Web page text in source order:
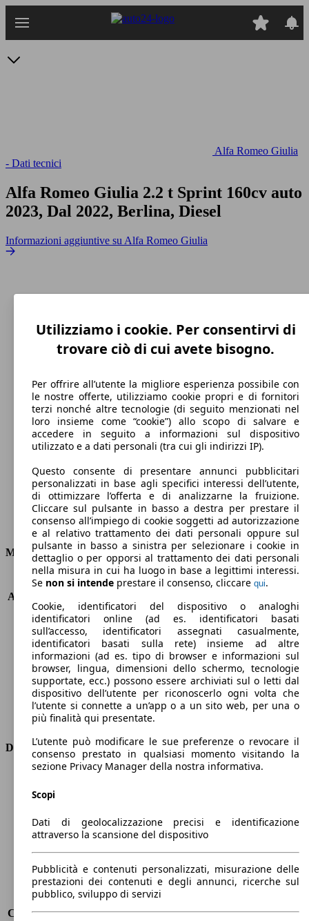
Alfa Romeo Giulia
- Dati tecnici
Alfa Romeo Giulia 2.2 t Sprint 160cv auto
2023, Dal 2022, Berlina, Diesel
Informazioni aggiuntive su Alfa Romeo Giulia
220 km/h
Velocità massima
Diesel
Carburante
Motore e Prestazioni
KW (PS)
118 kW (160 PS)
Accelerazione (0-100 km/h)
Velocità massima (km/h)
220 km/h
Numero di marce
8
Coppia
450 nm
Cilindrata
2143 ccm
Carburante
Diesel
Cilindri
4
Trasmissione
Automatico
Tipo di trazione
trazione posteriore
Dimensioni
Lunghezza
Passo
2820 mm
Peso massimo
2090 kg
Carico massimo
-
Porte
4
Sedili
5
Carico sul tetto
-
Capacità di traino (senza freni) -
Utilizziamo i cookie. Per consentirvi di
trovare ciò di cui avete bisogno.
Per offrire all’utente la migliore esperienza possibile con
le nostre offerte, utilizziamo cookie propri e di fornitori
terzi nonché altre tecnologie (di seguito menzionati nel
loro insieme come “cookie”) allo scopo di salvare e
accedere in seguito a informazioni sul dispositivo
utilizzato e a dati personali (tra cui gli indirizzi IP).
Questo consente di presentare annunci pubblicitari
personalizzati in base agli specifici interessi dell’utente,
di ottimizzare l’offerta e di analizzarne la fruizione.
Cliccare sul pulsante in basso a destra per prestare il
consenso all’impiego di cookie soggetti ad autorizzazione
e al relativo trattamento dei dati personali oppure sul
pulsante in basso a sinistra per selezionare i cookie in
dettaglio o per opporsi al trattamento dei dati personali
nella misura in cui ha luogo in base a legittimi interessi.
Se non si intende prestare il consenso, cliccare qui.
Cookie, identificatori del dispositivo o analoghi
identificatori online (ad es. identificatori basati
sull’accesso, identificatori assegnati casualmente,
identificatori basati sulla rete) insieme ad altre
informazioni (ad es. tipo di browser e informazioni sul
browser, lingua, dimensioni dello schermo, tecnologie
supportate, ecc.) possono essere archiviati sul o letti dal
dispositivo dell’utente per riconoscerlo ogni volta che
l’utente si connette a un’app o a un sito web, per una o
più finalità qui presentate.
L’utente può modificare le sue preferenze o revocare il
consenso prestato in qualsiasi momento visitando la
sezione Privacy Manager della nostra informativa.
Scopi
Dati di geolocalizzazione precisi e identificazione
attraverso la scansione del dispositivo
Pubblicità e contenuti personalizzati, misurazione delle
prestazioni dei contenuti e degli annunci, ricerche sul
pubblico, sviluppo di servizi